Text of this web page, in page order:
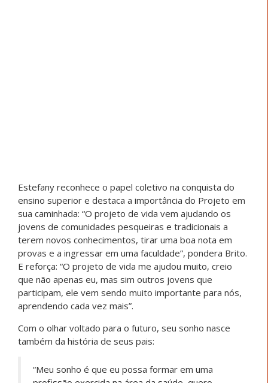
A virada veio com o encontro com o Projeto de Vida,
que trouxe direção e novas possibilidades: “No início,
sair da minha zona de conforto não foi fácil, mas foi
exatamente isso que eu precisava. O projeto me
trouxe orientação, clareza, confiança e esperança”. Foi
assim que conseguiu acessar o ensino superior: “Joguei
minha nota para o PROUNI e conquistei a minha vaga
em Pedagogia. O dia da aprovação foi inesquecível, foi
uma mistura de alegria, ansiedade, choro, alívio e
gratidão” lembra.
Hoje, já no 5º semestre e em estágio, Kédila reconhece
o tamanho da conquista e segue projetando novos